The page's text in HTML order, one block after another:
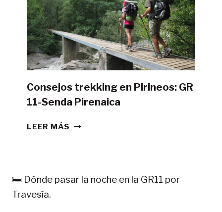
CON
TIENDA
DE
CAMPAÑA?
Consejos trekking en Pirineos: GR
11-Senda Pirenaica
LEER MÁS CONSEJOS
11-
🛏️ Dónde pasar la noche en la GR11 por
Travesía.